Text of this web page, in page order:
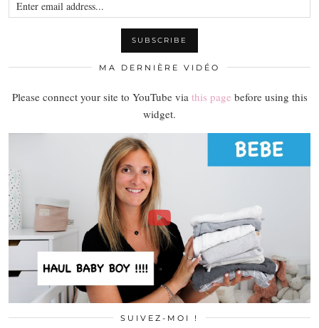
MA DERNIÈRE VIDÉO
Please connect your site to YouTube via this page before using this
widget.
SUIVEZ-MOI !